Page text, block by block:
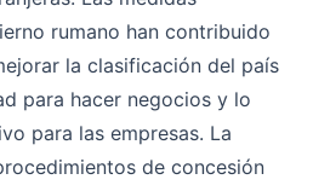
rumano han contribuido
la clasificación del país
para hacer negocios y lo
para las empresas. La
de concesión